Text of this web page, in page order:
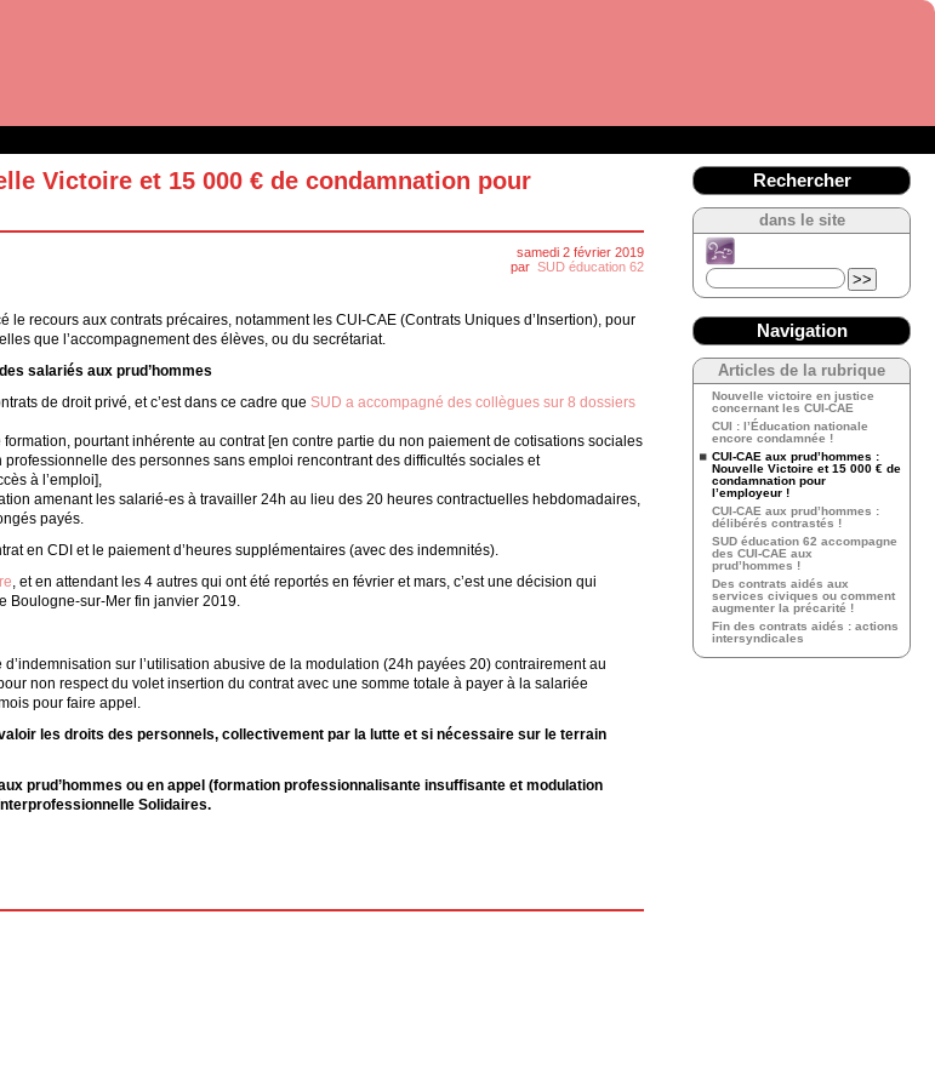
Victoire et 15 000 € de condamnation pour
samedi 2 février 2019
par SUD éducation 62
le recours aux contrats précaires, notamment les CUI-CAE (Contrats Uniques d’Insertion), pour
que l’accompagnement des élèves, ou du secrétariat.
salariés aux prud’hommes
de droit privé, et c’est dans ce cadre que SUD a accompagné des collègues sur 8 dossiers
formation, pourtant inhérente au contrat [en contre partie du non paiement de cotisations sociales
professionnelle des personnes sans emploi rencontrant des difficultés sociales et
à l’emploi],
amenant les salarié-es à travailler 24h au lieu des 20 heures contractuelles hebdomadaires,
payés.
en CDI et le paiement d’heures supplémentaires (avec des indemnités).
, et en attendant les 4 autres qui ont été reportés en février et mars, c’est une décision qui
Boulogne-sur-Mer fin janvier 2019.
sur l’utilisation abusive de la modulation (24h payées 20) contrairement au
non respect du volet insertion du contrat avec une somme totale à payer à la salariée
pour faire appel.
les droits des personnels, collectivement par la lutte et si nécessaire sur le terrain
prud’hommes ou en appel (formation professionnalisante insuffisante et modulation
Solidaires.
Rechercher
dans le site
Navigation
Articles de la rubrique
Nouvelle victoire en justice
concernant les CUI-CAE
CUI : l’Éducation nationale
encore condamnée !
CUI-CAE aux prud’hommes :
Nouvelle Victoire et 15 000 € de
condamnation pour
l’employeur !
CUI-CAE aux prud’hommes :
délibérés contrastés !
SUD éducation 62 accompagne
des CUI-CAE aux
prud’hommes !
Des contrats aidés aux
services civiques ou comment
augmenter la précarité !
Fin des contrats aidés : actions
intersyndicales